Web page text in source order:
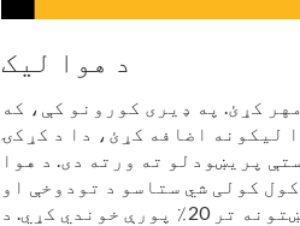
د هوا لیک
کړئ. په ډیری کورونو کې، که
لیکونه اضافه کړئ، دا د کړکۍ
پریښودلو ته ورته دی. د هوا
کولی شي ستاسو د تودوخې او
یخولو لګښتونه تر 20٪ پورې خوندي کړي. د